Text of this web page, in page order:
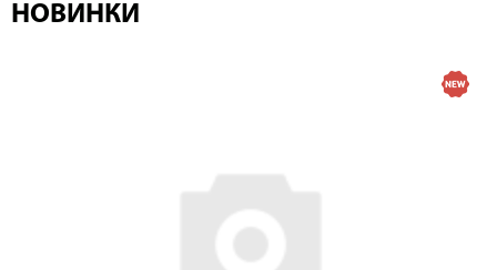
НОВИНКИ